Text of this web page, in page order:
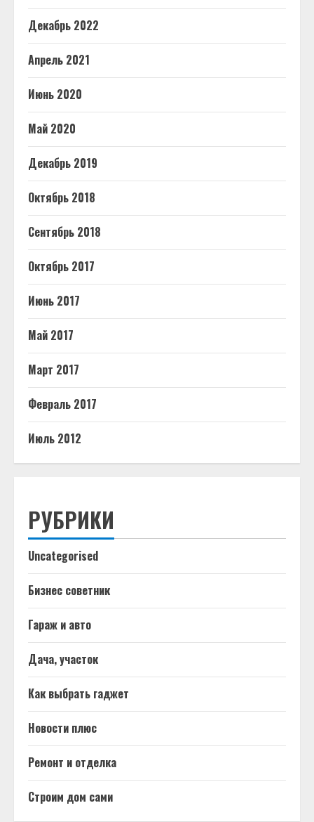
Декабрь 2022
Апрель 2021
Июнь 2020
Май 2020
Декабрь 2019
Октябрь 2018
Сентябрь 2018
Октябрь 2017
Июнь 2017
Май 2017
Март 2017
Февраль 2017
Июль 2012
РУБРИКИ
Uncategorised
Бизнес советник
Гараж и авто
Дача, участок
Как выбрать гаджет
Новости плюс
Ремонт и отделка
Строим дом сами